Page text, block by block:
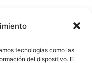
tecnologías como las
del dispositivo. El